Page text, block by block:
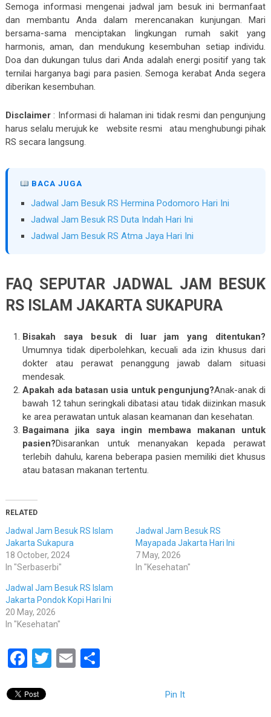
Semoga informasi mengenai jadwal jam besuk ini bermanfaat
dan membantu Anda dalam merencanakan kunjungan. Mari
bersama-sama menciptakan lingkungan rumah sakit yang
harmonis, aman, dan mendukung kesembuhan setiap individu.
Doa dan dukungan tulus dari Anda adalah energi positif yang tak
ternilai harganya bagi para pasien. Semoga kerabat Anda segera
diberikan kesembuhan.
Disclaimer: Informasi di halaman ini tidak resmi dan pengunjung
harus selalu merujuk ke
website resmi
atau menghubungi pihak
RS secara langsung.
BACA JUGA
Jadwal Jam Besuk RS Hermina Podomoro Hari Ini
Jadwal Jam Besuk RS Duta Indah Hari Ini
Jadwal Jam Besuk RS Atma Jaya Hari Ini
FAQ SEPUTAR JADWAL JAM BESUK
RS ISLAM JAKARTA SUKAPURA
Bisakah saya besuk di luar jam yang ditentukan?
Umumnya tidak diperbolehkan, kecuali ada izin khusus dari
dokter atau perawat penanggung jawab dalam situasi
mendesak.
Apakah ada batasan usia untuk pengunjung?Anak-anak di
bawah 12 tahun seringkali dibatasi atau tidak diizinkan masuk
ke area perawatan untuk alasan keamanan dan kesehatan.
Bagaimana jika saya ingin membawa makanan untuk
pasien?Disarankan untuk menanyakan kepada perawat
terlebih dahulu, karena beberapa pasien memiliki diet khusus
atau batasan makanan tertentu.
RELATED
Jadwal Jam Besuk RS Islam
Jakarta Sukapura
18 October, 2024
In "Serbaserbi"
Jadwal Jam Besuk RS
Mayapada Jakarta Hari Ini
7 May, 2026
In "Kesehatan"
Jadwal Jam Besuk RS Islam
Jakarta Pondok Kopi Hari Ini
20 May, 2026
In "Kesehatan"
Facebook
Twitter
Email
Pin It